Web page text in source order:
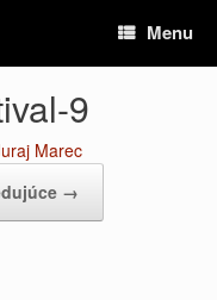
Menu
9
Marec
→